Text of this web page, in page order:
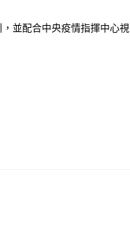
並配合中央疫情指揮中心視